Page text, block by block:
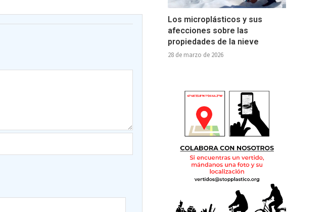
Los microplásticos y sus
afecciones sobre las
propiedades de la nieve
28 de marzo de 2026